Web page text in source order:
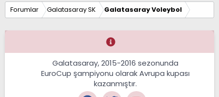
Forumlar Galatasaray SK Galatasaray Voleybol
Galatasaray, 2015-2016 sezonunda
EuroCup şampiyonu olarak Avrupa kupası
kazanmıştır.